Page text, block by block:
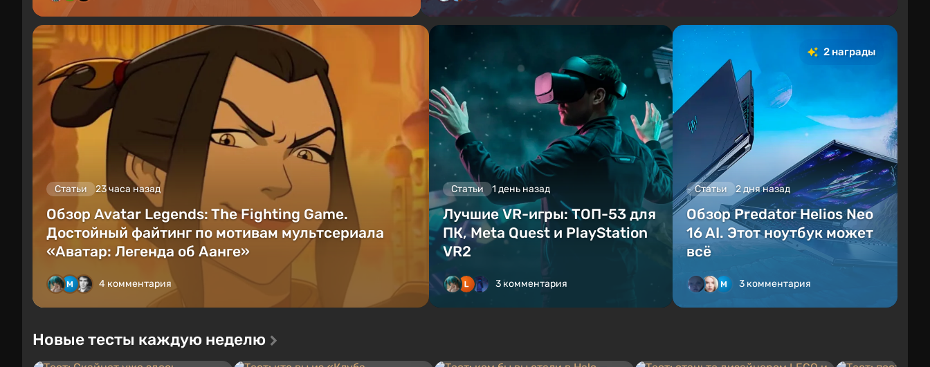
Статьи 23 часа назад
Обзор Avatar Legends: The Fighting Game.
Достойный файтинг по мотивам мультсериала
«Аватар: Легенда об Аанге»
4 комментария
Статьи 1 день назад
Лучшие VR-игры: ТОП-53 для
ПК, Meta Quest и PlayStation
VR2
3 комментария
2 награды
Статьи 2 дня назад
Обзор Predator Helios Neo
16 AI. Этот ноутбук может
всё
3 комментария
Новые тесты каждую неделю